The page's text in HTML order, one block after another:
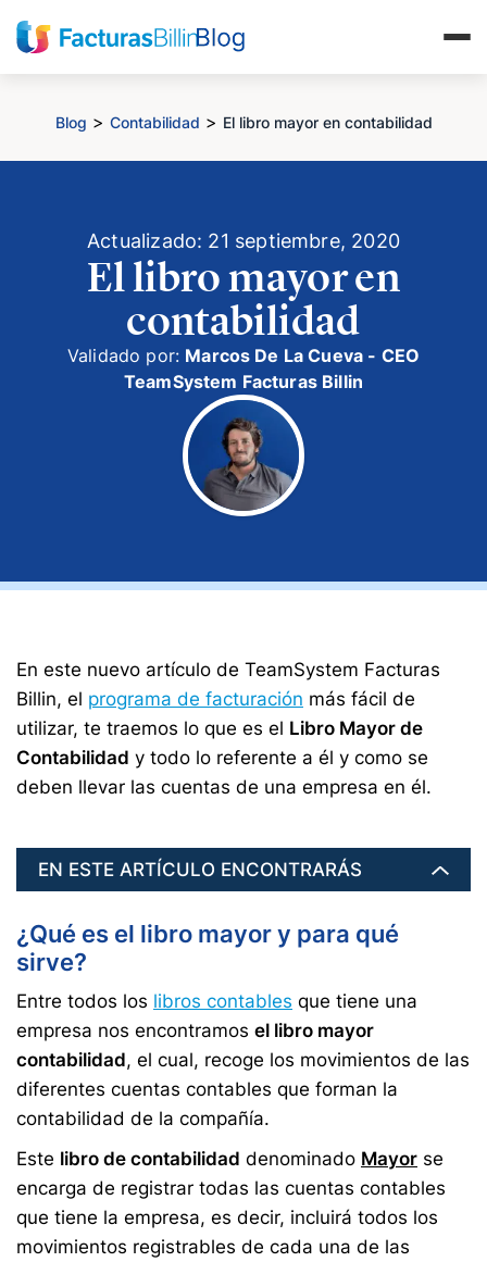
Blog > Contabilidad > El libro mayor en contabilidad
Actualizado: 21 septiembre, 2020
El libro mayor en
contabilidad
Validado por: Marcos De La Cueva - CEO
TeamSystem Facturas Billin
En este nuevo artículo de TeamSystem Facturas
Billin, el programa de facturación más fácil de
utilizar, te traemos lo que es el Libro Mayor de
Contabilidad y todo lo referente a él y como se
deben llevar las cuentas de una empresa en él.
EN ESTE ARTÍCULO ENCONTRARÁS
¿Qué es el libro mayor y para qué
sirve?
Entre todos los libros contables que tiene una
empresa nos encontramos el libro mayor
contabilidad, el cual, recoge los movimientos de las
diferentes cuentas contables que forman la
contabilidad de la compañía.
Este libro de contabilidad denominado Mayor se
encarga de registrar todas las cuentas contables
que tiene la empresa, es decir, incluirá todos los
movimientos registrables de cada una de las